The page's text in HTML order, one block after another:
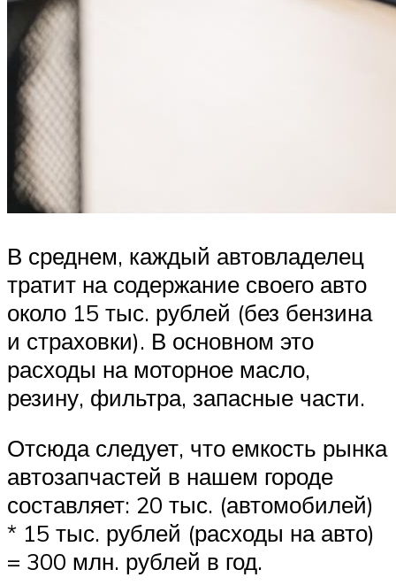
В среднем, каждый автовладелец
тратит на содержание своего авто
около 15 тыс. рублей (без бензина
и страховки). В основном это
расходы на моторное масло,
резину, фильтра, запасные части.
Отсюда следует, что емкость рынка
автозапчастей в нашем городе
составляет: 20 тыс. (автомобилей)
* 15 тыс. рублей (расходы на авто)
= 300 млн. рублей в год.